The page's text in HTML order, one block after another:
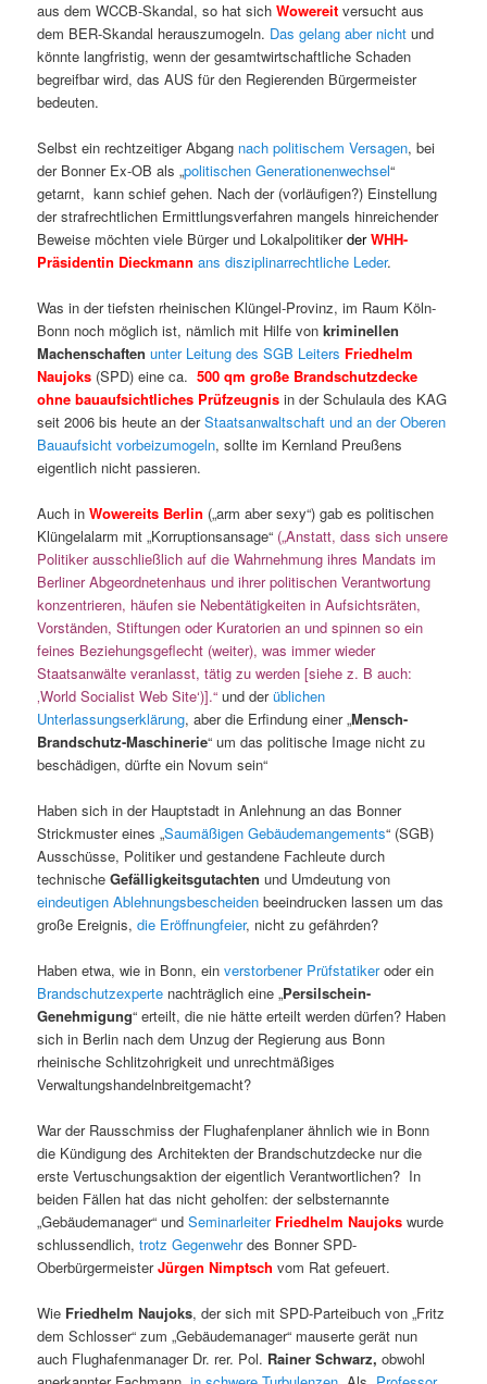
aus dem WCCB-Skandal, so hat sichWowereit versucht aus
dem BER-Skandal herauszumogeln. Das gelang aber nicht und
könnte langfristig, wenn der gesamtwirtschaftliche Schaden
begreifbar wird, das AUS für den Regierenden Bürgermeister
bedeuten.
Selbst ein rechtzeitiger Abgang nach politischem Versagen, bei
der Bonner Ex-OB als „politischen Generationenwechsel“
getarnt, kann schief gehen. Nach der (vorläufigen?) Einstellung
der strafrechtlichen Ermittlungsverfahren mangels hinreichender
Beweise möchten viele Bürger und LokalpolitikerderWHH-
Präsidentin Dieckmann ans disziplinarrechtliche Leder.
Was in der tiefsten rheinischen Klüngel-Provinz, im Raum Köln-
Bonn noch möglich ist, nämlich mit Hilfe vonkriminellen
Machenschaften unter Leitung des SGB Leiters Friedhelm
Naujoks (SPD) eine ca. 500 qm große Brandschutzdecke
ohne bauaufsichtliches Prüfzeugnisin der Schulaula des KAG
seit 2006 bis heute an derStaatsanwaltschaft und an der Oberen
Bauaufsicht vorbeizumogeln, sollte im Kernland Preußens
eigentlich nicht passieren.
Auch inWowereits Berlin („arm aber sexy“) gab es politischen
Klüngelalarm mit „Korruptionsansage“ („Anstatt, dass sich unsere
Politiker ausschließlich auf die Wahrnehmung ihres Mandats im
Berliner Abgeordnetenhaus und ihrer politischen Verantwortung
konzentrieren, häufen sie Nebentätigkeiten in Aufsichtsräten,
Vorständen, Stiftungen oder Kuratorien an und spinnen so ein
feines Beziehungsgeflecht (weiter), was immer wieder
Staatsanwälte veranlasst, tätig zu werden [siehe z. B auch:
‚World Socialist Web Site‘)].“ und derüblichen
Unterlassungserklärung, aber die Erfindung einer „Mensch-
Brandschutz-Maschinerie“ um das politische Image nicht zu
beschädigen, dürfte ein Novum sein“
Haben sich in der Hauptstadt in Anlehnung an das Bonner
Strickmuster eines „Saumäßigen Gebäudemangements“ (SGB)
Ausschüsse, Politiker und gestandene Fachleute durch
technischeGefälligkeitsgutachten und Umdeutung von
eindeutigen Ablehnungsbescheiden beeindrucken lassen um das
große Ereignis,die Eröffnungfeier, nicht zu gefährden?
Haben etwa, wie in Bonn, ein verstorbener Prüfstatikeroder ein
Brandschutzexperte nachträglich eine „Persilschein-
Genehmigung“ erteilt, die nie hätte erteilt werden dürfen? Haben
sich in Berlin nach dem Unzug der Regierung aus Bonn
rheinische Schlitzohrigkeit und unrechtmäßiges
Verwaltungshandelnbreitgemacht?
War der Rausschmiss der Flughafenplaner ähnlich wie in Bonn
die Kündigung des Architekten der Brandschutzdecke nur die
erste Vertuschungsaktion der eigentlich Verantwortlichen? In
beiden Fällen hat das nicht geholfen: der selbsternannte
„Gebäudemanager“ undSeminarleiterFriedhelm Naujoks wurde
schlussendlich,trotz Gegenwehrdes Bonner SPD-
OberbürgermeisterJürgen Nimptsch vom Rat gefeuert.
Wie Friedhelm Naujoks, der sich mit SPD-Parteibuch von „Fritz
dem Schlosser“ zum „Gebäudemanager“ mauserte gerät nun
auch Flughafenmanager Dr. rer. Pol. Rainer Schwarz, obwohl